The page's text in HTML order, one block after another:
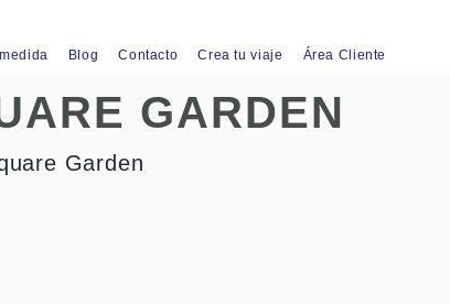
Blog Contacto Crea tu viaje Área Cliente
GARDEN
Garden